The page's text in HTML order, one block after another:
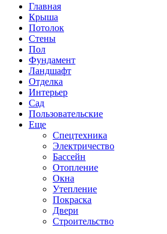
Главная
Крыша
Потолок
Стены
Пол
Фундамент
Ландшафт
Отделка
Интерьер
Сад
Пользовательские
Еще
Спецтехника
Электричество
Бассейн
Отопление
Окна
Утепление
Покраска
Двери
Строительство